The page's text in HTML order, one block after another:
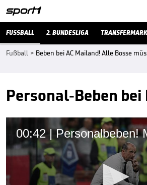
FUSSBALL 2. BUNDESLIGA
Fußball > Beben bei AC Mailand! Alle Bosse
Personal-Beben